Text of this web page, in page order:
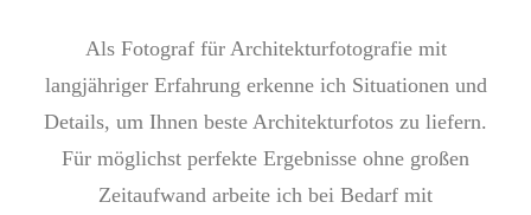
Als Fotograf für Architekturfotografie mit
langjähriger Erfahrung erkenne ich Situationen und
Details, um Ihnen beste Architekturfotos zu liefern.
Für möglichst perfekte Ergebnisse ohne großen
Zeitaufwand arbeite ich bei Bedarf mit